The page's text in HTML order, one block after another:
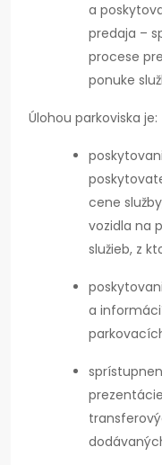
a
predaja –
procese
ponuke
Úlohou parkoviska je:
cene
vozidla na
služieb, z
a